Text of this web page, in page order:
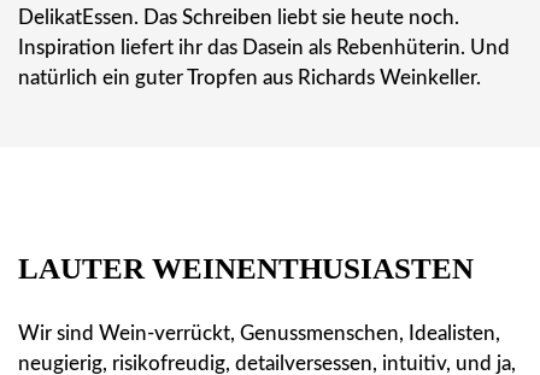
DelikatEssen. Das Schreiben liebt sie heute noch.
Inspiration liefert ihr das Dasein als Rebenhüterin. Und
natürlich ein guter Tropfen aus Richards Weinkeller.
LAUTER WEINENTHUSIASTEN
Wir sind Wein-verrückt, Genussmenschen, Idealisten,
neugierig, risikofreudig, detailversessen, intuitiv, und ja,